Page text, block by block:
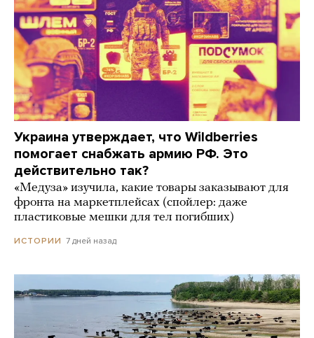
Украина утверждает, что Wildberries
помогает снабжать армию РФ. Это
действительно так?
«Медуза» изучила, какие товары заказывают для
фронта на маркетплейсах (спойлер: даже
пластиковые мешки для тел погибших)
ИСТОРИИ 7 дней назад